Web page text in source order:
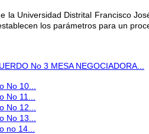
la Universidad Distrital Francisco
los parámetros para un
No 3 MESA NEGOCIADORA...
No 10...
No 11...
No 12...
No 13...
no 14...